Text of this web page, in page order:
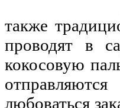
также
проводят в
кокосовую
любоваться